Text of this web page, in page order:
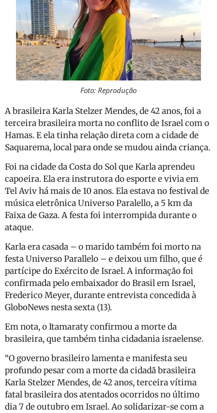
Foto: Reprodução
A brasileira Karla Stelzer Mendes, de 42 anos, foi a
terceira brasileira morta no conflito de Israel com o
Hamas. E ela tinha relação direta com a cidade de
Saquarema, local para onde se mudou ainda criança.
Foi na cidade da Costa do Sol que Karla aprendeu
capoeira. Ela era instrutora do esporte e vivia em
Tel Aviv há mais de 10 anos. Ela estava no festival de
música eletrônica Universo Paralello, a 5 km da
Faixa de Gaza. A festa foi interrompida durante o
ataque.
Karla era casada – o marido também foi morto na
festa Universo Parallelo – e deixou um filho, que é
partícipe do Exército de Israel. A informação foi
confirmada pelo embaixador do Brasil em Israel,
Frederico Meyer, durante entrevista concedida à
GloboNews nesta sexta (13).
Em nota, o Itamaraty confirmou a morte da
brasileira, que também tinha cidadania israelense.
“O governo brasileiro lamenta e manifesta seu
profundo pesar com a morte da cidadã brasileira
Karla Stelzer Mendes, de 42 anos, terceira vítima
fatal brasileira dos atentados ocorridos no último
dia 7 de outubro em Israel. Ao solidarizar-se com a